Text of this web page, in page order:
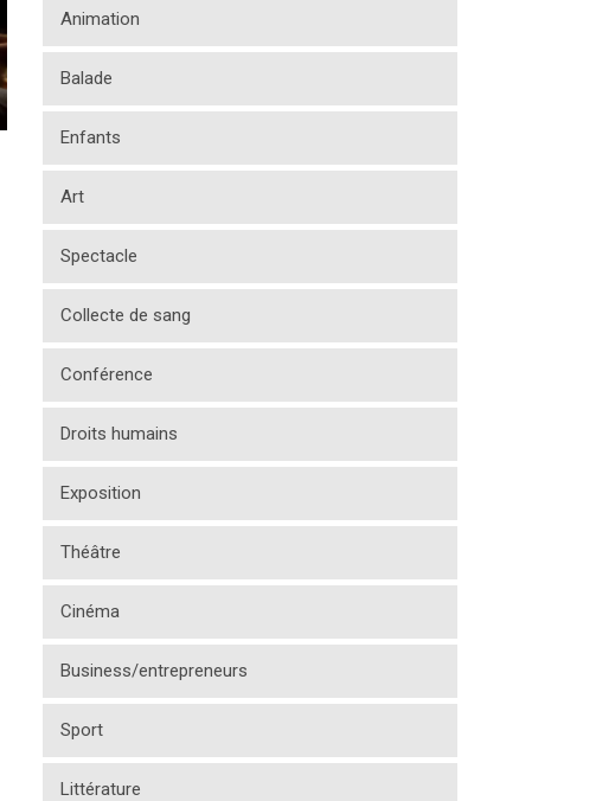
Animation
Balade
Enfants
Art
Spectacle
Collecte de sang
Conférence
Droits humains
Exposition
Théâtre
Cinéma
Business/entrepreneurs
Sport
Littérature